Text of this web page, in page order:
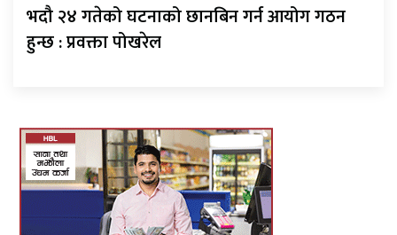
भदौ २४ गतेको घटनाको छानबिन गर्न आयोग गठन
हुन्छ : प्रवक्ता पोखरेल